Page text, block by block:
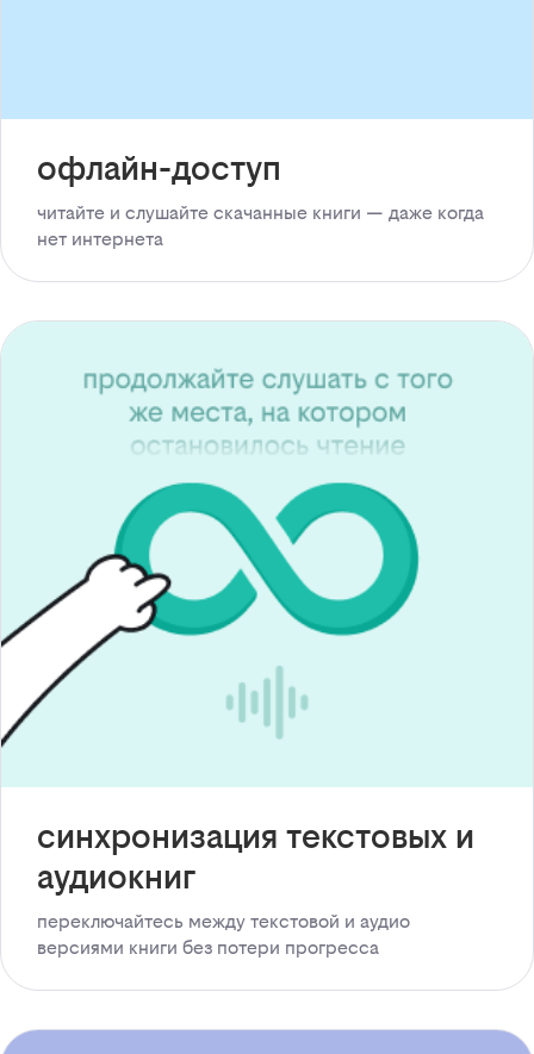
офлайн-доступ
читайте и слушайте скачанные книги — даже когда
нет интернета
синхронизация текстовых и
аудиокниг
переключайтесь между текстовой и аудио
версиями книги без потери прогресса